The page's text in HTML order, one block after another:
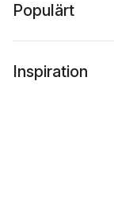
Populärt
Inspiration